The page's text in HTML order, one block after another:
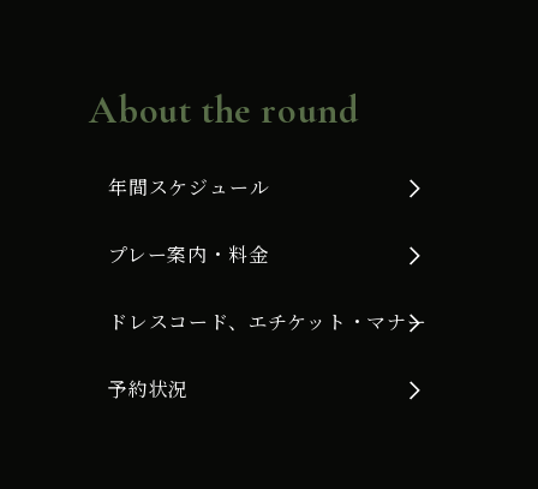
About the round
年間スケジュール
プレー案内・料金
ドレスコード、エチケット・マナー
予約状況